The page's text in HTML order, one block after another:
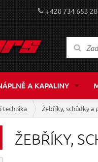
+420 734 653
A KAPALINY
technika Žebříky, schůdky a
ŽEBŘÍKY,